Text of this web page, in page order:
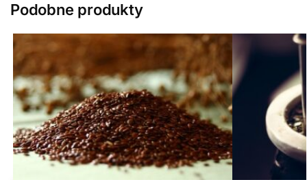
Podobne produkty